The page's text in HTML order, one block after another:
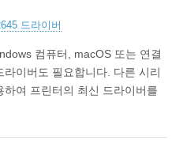
드라이버
컴퓨터, macOS 또는 연결
이버도 필요합니다. 다른 시리
여 프린터의 최신 드라이버를